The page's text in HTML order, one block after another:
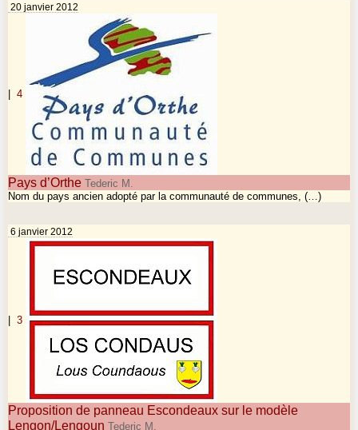
20 janvier 2012
| 4
Pays d’Orthe Tederic M.
Nom du pays ancien adopté par la communauté de communes, (…)
6 janvier 2012
| 3
Proposition de panneau Escondeaux sur le modèle
Lengon/Lengoun Tederic M.